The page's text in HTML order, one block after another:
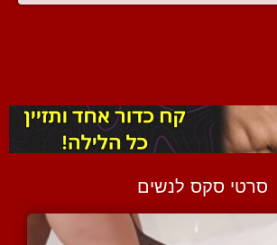
סרטי סקס לנשים